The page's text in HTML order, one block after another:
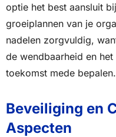
optie het best aansluit
groeiplannen van je
nadelen zorgvuldig,
de wendbaarheid en
toekomst mede bepalen.
Beveiliging en
Aspecten